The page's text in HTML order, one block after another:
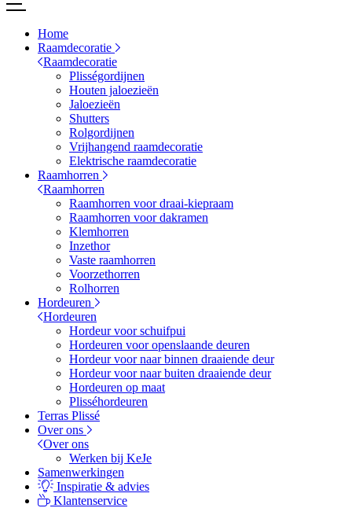
Home
Raamdecoratie
Raamdecoratie
Plisségordijnen
Houten jaloezieën
Jaloezieën
Shutters
Rolgordijnen
Vrijhangend raamdecoratie
Elektrische raamdecoratie
Raamhorren
Raamhorren
Raamhorren voor draai-kiepraam
Raamhorren voor dakramen
Klemhorren
Inzethor
Vaste raamhorren
Voorzethorren
Rolhorren
Hordeuren
Hordeuren
Hordeur voor schuifpui
Hordeuren voor openslaande deuren
Hordeur voor naar binnen draaiende deur
Hordeur voor naar buiten draaiende deur
Hordeuren op maat
Plisséhordeuren
Terras Plissé
Over ons
Over ons
Werken bij KeJe
Samenwerkingen
Inspiratie & advies
Klantenservice